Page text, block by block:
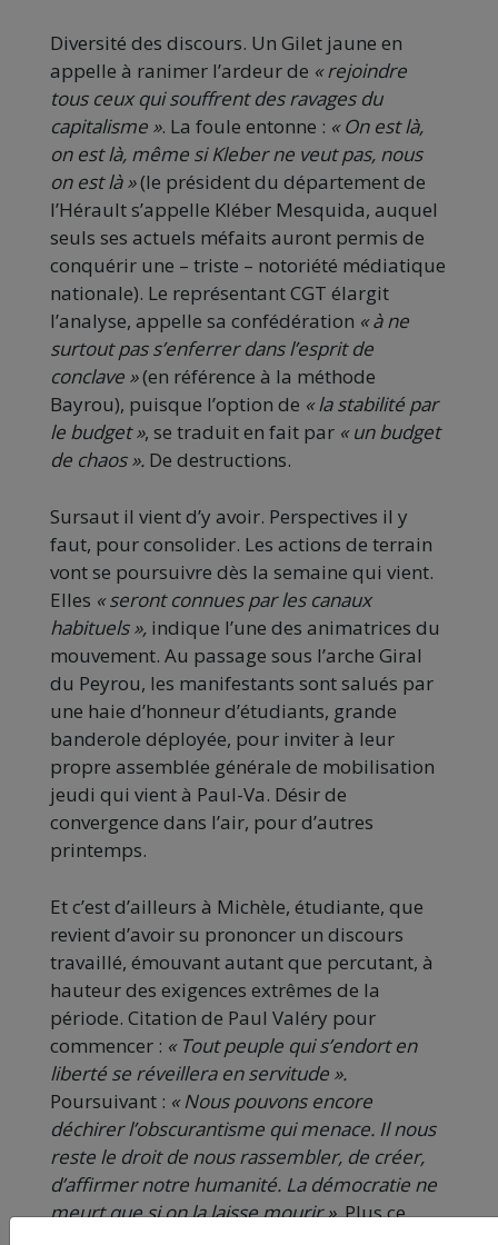
Diversité des discours. Un Gilet jaune en
appelle à ranimer l’ardeur de « rejoindre
tous ceux qui souffrent des ravages du
capitalisme ». La foule entonne : « On est là,
on est là, même si Kleber ne veut pas, nous
on est là »(le président du département de
l’Hérault s’appelle Kléber Mesquida, auquel
seuls ses actuels méfaits auront permis de
conquérir une – triste – notoriété médiatique
nationale). Le représentant CGT élargit
l’analyse, appelle sa confédération « à ne
surtout pas s’enferrer dans l’esprit de
conclave »(en référence à la méthode
Bayrou), puisque l’option de « la stabilité par
le budget », se traduit en fait par « un budget
de chaos ». De destructions.
Sursaut il vient d’y avoir. Perspectives il y
faut, pour consolider. Les actions de terrain
vont se poursuivre dès la semaine qui vient.
Elles « seront connues par les canaux
habituels », indique l’une des animatrices du
mouvement. Au passage sous l’arche Giral
du Peyrou, les manifestants sont salués par
une haie d’honneur d’étudiants, grande
banderole déployée, pour inviter à leur
propre assemblée générale de mobilisation
jeudi qui vient à Paul-Va. Désir de
convergence dans l’air, pour d’autres
printemps.
Et c’est d’ailleurs à Michèle, étudiante, que
revient d’avoir su prononcer un discours
travaillé, émouvant autant que percutant, à
hauteur des exigences extrêmes de la
période. Citation de Paul Valéry pour
commencer : « Tout peuple qui s’endort en
liberté se réveillera en servitude ».
Poursuivant : « Nous pouvons encore
déchirer l’obscurantisme qui menace. Il nous
reste le droit de nous rassembler, de créer,
d’affirmer notre humanité. La démocratie ne
meurt que si on la laisse mourir ».Plus ce